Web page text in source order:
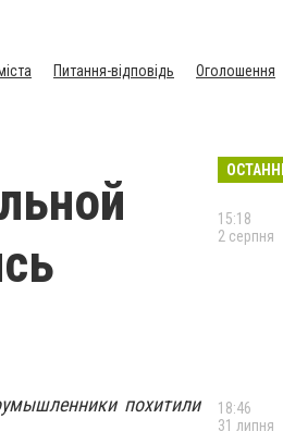
Питання-відповідь Оголошення
похитили
15:18
2 серпня
18:46
31 липня